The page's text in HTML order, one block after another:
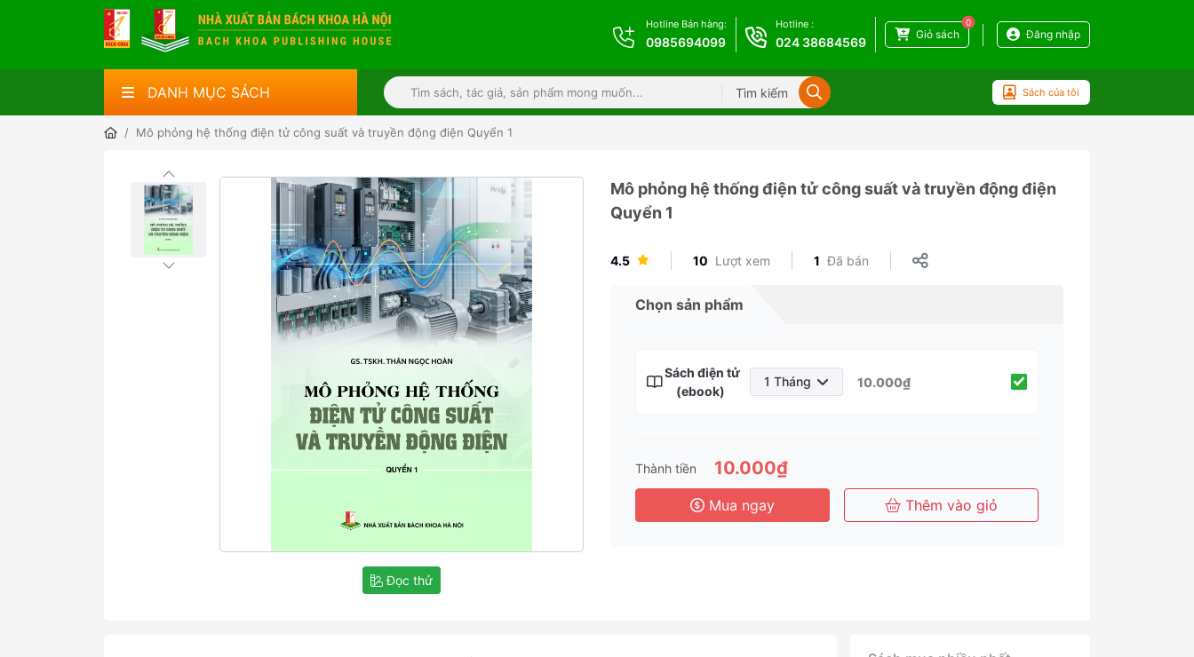
Hotline Bán hàng:
0985694099
Hotline :
024 38684569
0
Giỏ sách Đăng nhập
DANH MỤC SÁCH Tìm kiếm Sách của tôi
Mô phỏng hệ thống điện tử công suất và truyền động điện Quyển 1
Đọc thử
Mô phỏng hệ thống điện tử công suất và truyền động điện
Quyển 1
4.5 10 Lượt xem 1 Đã bán
Chọn sản phẩm
Sách điện tử
(ebook)
1 Tháng
6 Tháng
3 Năm
10.000₫
Thành tiền 10.000₫
Mua ngay Thêm vào giỏ